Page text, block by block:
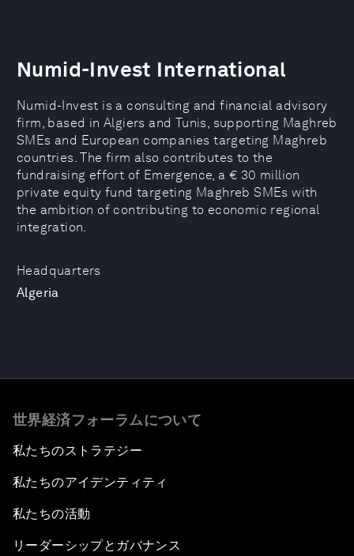
Headquarters
Algeria
Numid-Invest International
Numid-Invest is a consulting and financial advisory
firm, based in Algiers and Tunis, supporting Maghreb
SMEs and European companies targeting Maghreb
countries. The firm also contributes to the
fundraising effort of Emergence, a € 30 million
private equity fund targeting Maghreb SMEs with
the ambition of contributing to economic regional
integration.
世界経済フォーラムについて
私たちのストラテジー
私たちのアイデンティティ
私たちの活動
リーダーシップとガバナンス